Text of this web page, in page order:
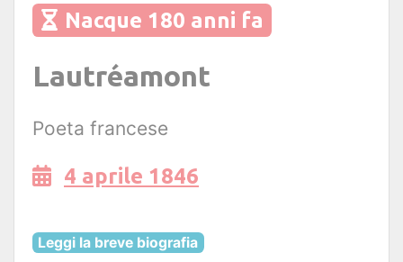
Nacque 180 anni fa
Lautréamont
Poeta francese
4 aprile 1846
Leggi la breve biografia